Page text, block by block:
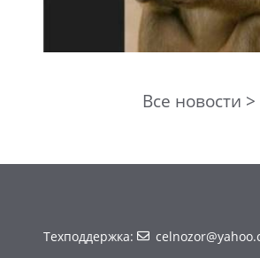
Все новости >
Техподдержка: